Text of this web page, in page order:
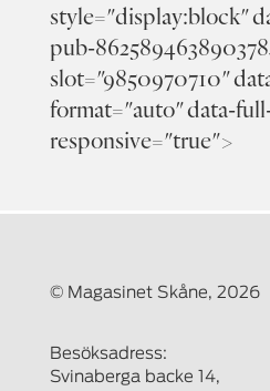
style="display:block"
pub-
slot="9850970710"
format="auto" data-
responsive="true">
© Magasinet Skåne, 2026
Besöksadress:
Svinaberga backe 14,